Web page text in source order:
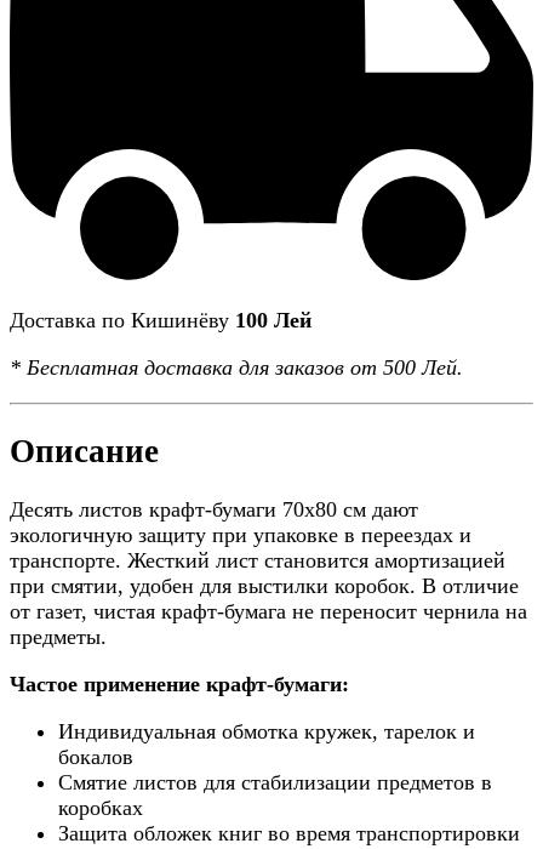
Доставка по Кишинёву 100 Лей
* Бесплатная доставка для заказов от 500 Лей.
Описание
Десять листов крафт-бумаги 70x80 см дают
экологичную защиту при упаковке в переездах и
транспорте. Жесткий лист становится амортизацией
при смятии, удобен для выстилки коробок. В отличие
от газет, чистая крафт-бумага не переносит чернила на
предметы.
Частое применение крафт-бумаги:
Индивидуальная обмотка кружек, тарелок и
бокалов
Смятие листов для стабилизации предметов в
коробках
Защита обложек книг во время транспортировки